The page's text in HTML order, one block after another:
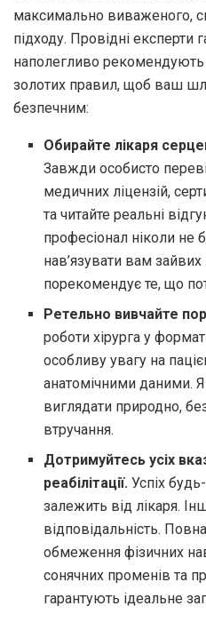
максимально виваженого,
підходу. Провідні експерти
наполегливо рекомендують
золотих правил, щоб ваш
безпечним:
Обирайте лікаря
Завжди особисто
медичних ліцензій,
та читайте реальні
професіонал ніколи не
нав’язувати вам
порекомендує те, що
Ретельно вивчайте
роботи хірурга у
особливу увагу на
анатомічними даними.
виглядати природно,
втручання.
Дотримуйтесь усіх
реабілітації. Успіх
залежить від лікаря.
відповідальність.
обмеження фізичних
сонячних променів та
гарантують ідеальне